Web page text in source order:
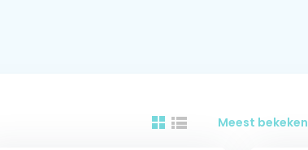
Meest bekeken